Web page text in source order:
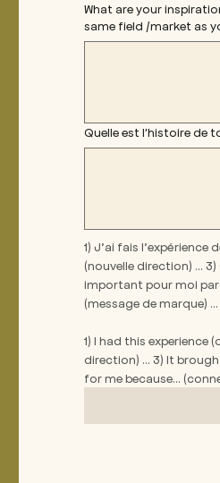
What are your
same field /market as
Quelle est l'histoire de
1) J’ai fais l’expérience
(nouvelle direction) … 3)
important pour moi
(message de marque) …
1) I had this experience
direction) … 3) It
for me because…